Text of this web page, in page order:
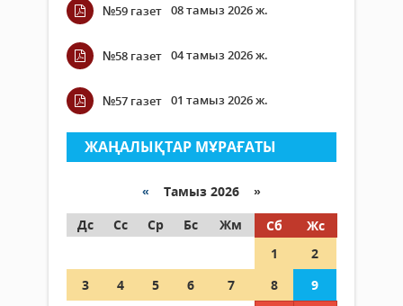
№59 газет 08 тамыз 2026 ж.
№58 газет 04 тамыз 2026 ж.
№57 газет 01 тамыз 2026 ж.
ЖАҢАЛЫҚТАР МҰРАҒАТЫ
« Тамыз 2026 »
Дс
Сс Ср Бс Жм Сб
Жс
1
2
3
4 5 6 7 8
9